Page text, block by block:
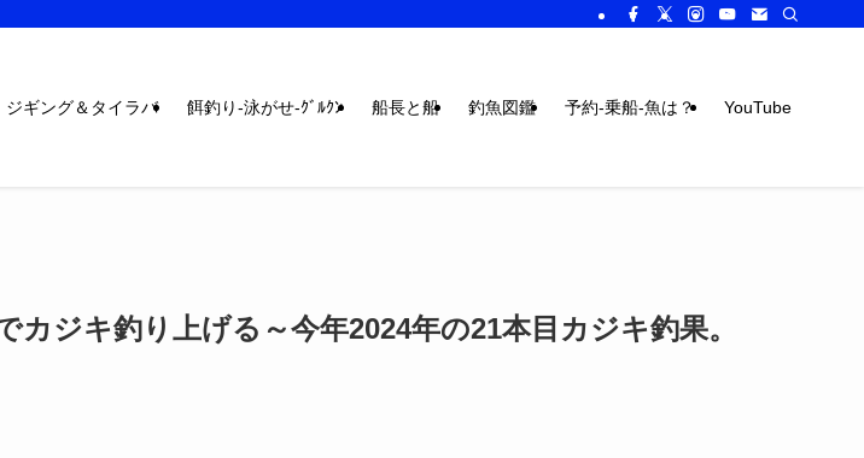
ジギング＆タイラバ 餌釣り-泳がせ-ｸﾞﾙｸﾝ 船長と船 釣魚図鑑 予約-乗船-魚は？ YouTube
カジキ釣り上げる～今年2024年の21本目カジキ釣果。